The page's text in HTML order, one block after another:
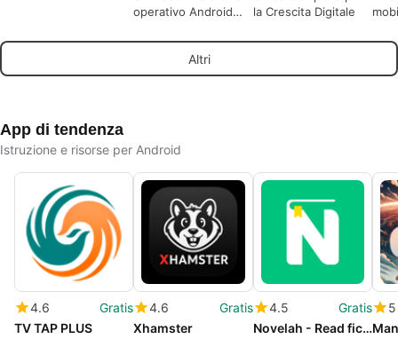
operativo Android
l'inserimento nel
campus e le
assunzioni
la Crescita Digitale
Altri
App di tendenza
Istruzione e risorse per Android
4.6
Gratis
TV TAP PLUS
4.6
Gratis
Xhamster
4.5
Gratis
Novelah - Read fiction novel
5